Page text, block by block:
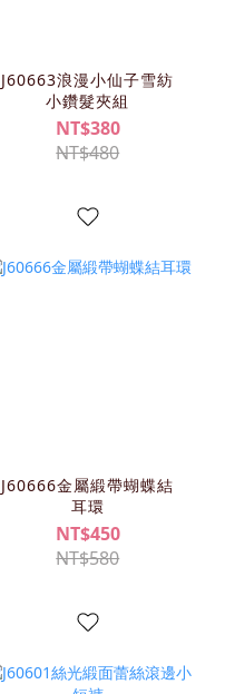
J60663浪漫小仙子雪紡
小鑽髮夾組
NT$380
NT$480
J60666金屬緞帶蝴蝶結
耳環
NT$450
NT$580